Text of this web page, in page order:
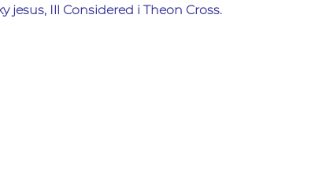
jesus, Ill Considered i Theon Cross.